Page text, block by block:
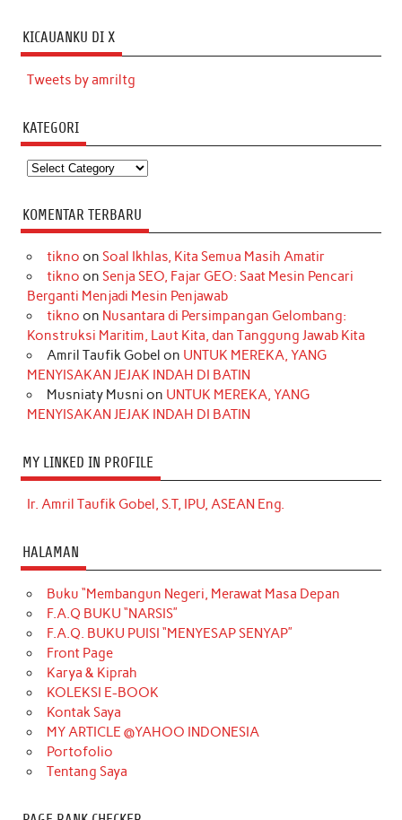
KICAUANKU DI X
Tweets by amriltg
KATEGORI
Kategori
KOMENTAR TERBARU
tikno on Soal Ikhlas, Kita Semua Masih Amatir
tikno on Senja SEO, Fajar GEO: Saat Mesin Pencari
Berganti Menjadi Mesin Penjawab
tikno on Nusantara di Persimpangan Gelombang:
Konstruksi Maritim, Laut Kita, dan Tanggung Jawab Kita
Amril Taufik Gobel on UNTUK MEREKA, YANG
MENYISAKAN JEJAK INDAH DI BATIN
Musniaty Musni on UNTUK MEREKA, YANG
MENYISAKAN JEJAK INDAH DI BATIN
MY LINKED IN PROFILE
Ir. Amril Taufik Gobel, S.T, IPU, ASEAN Eng.
HALAMAN
Buku “Membangun Negeri, Merawat Masa Depan
F.A.Q BUKU “NARSIS”
F.A.Q. BUKU PUISI “MENYESAP SENYAP”
Front Page
Karya & Kiprah
KOLEKSI E-BOOK
Kontak Saya
MY ARTICLE @YAHOO INDONESIA
Portofolio
Tentang Saya